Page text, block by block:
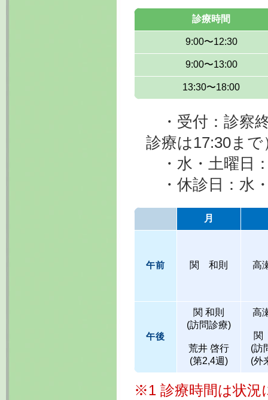
診療時間
9:00〜12:30
9:00〜13:00
13:30〜18:00
・受付：診察
診療は17:30まで
・水・土曜日
・休診日：水
月
午前 関 和則 高
午後
関 和則
(訪問診療)
荒井 啓行
(第2,4週)
高
関
(訪
(外
※1 診療時間は状況